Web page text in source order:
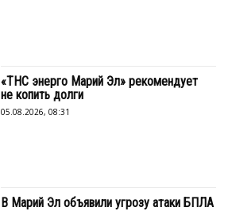
«ТНС энерго Марий Эл» рекомендует
не копить долги
05.08.2026, 08:31
В Марий Эл объявили угрозу атаки БПЛА